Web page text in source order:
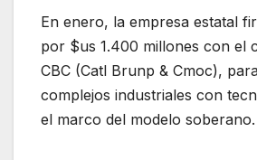
En enero, la empresa estatal
por $us 1.400 millones con el
CBC (Catl Brunp & Cmoc),
complejos industriales con
el marco del modelo soberano.